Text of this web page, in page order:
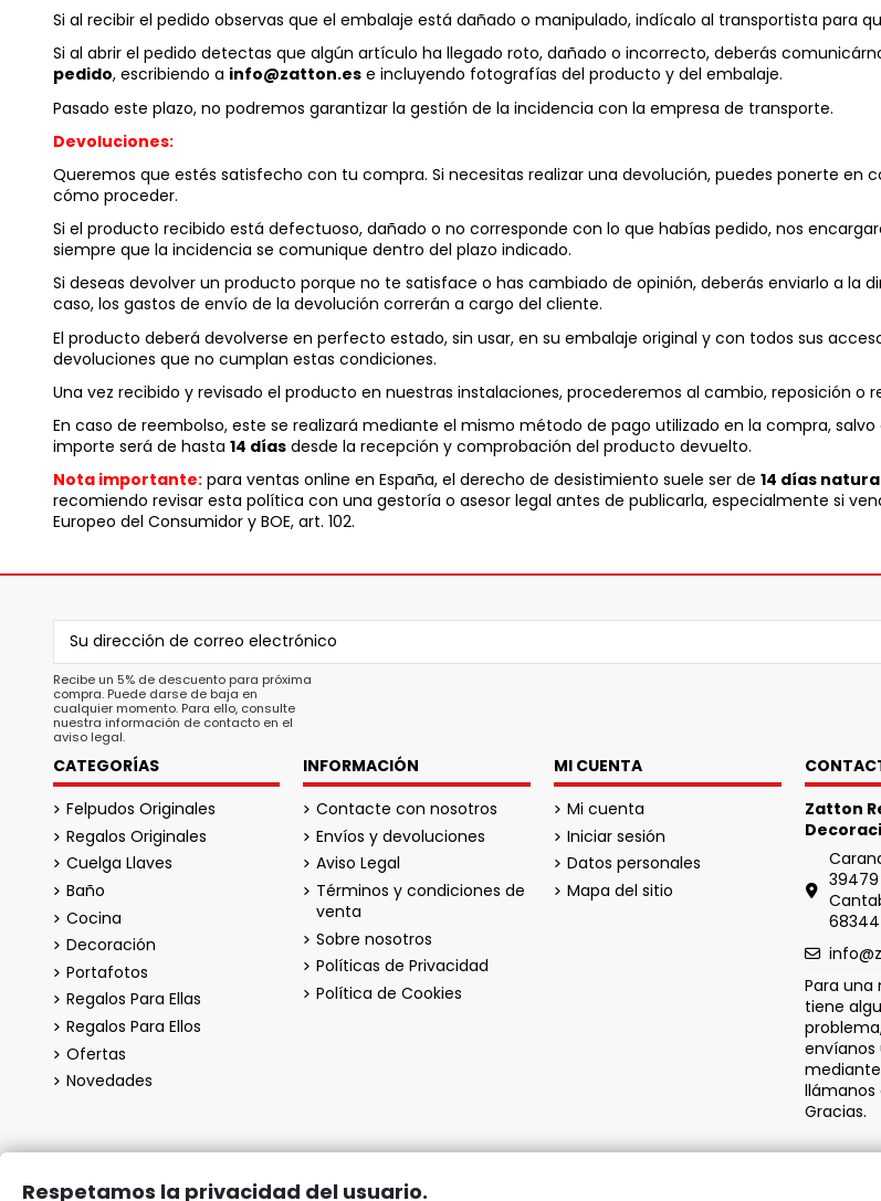
Si al recibir el pedido observas que el embalaje está dañado o manipulado, indícalo al transportista para
Si al abrir el pedido detectas que algún artículo ha llegado roto, dañado o incorrecto, deberás
pedido, escribiendo a info@zatton.ese incluyendo fotografías del producto y del embalaje.
Pasado este plazo, no podremos garantizar la gestión de la incidencia con la empresa de transporte.
Devoluciones:
Queremos que estés satisfecho con tu compra. Si necesitas realizar una devolución, puedes ponerte en
cómo proceder.
Si el producto recibido está defectuoso, dañado o no corresponde con lo que habías pedido, nos
siempre que la incidencia se comunique dentro del plazo indicado.
Si deseas devolver un producto porque no te satisface o has cambiado de opinión, deberás enviarlo a la
caso, los gastos de envío de la devolución correrán a cargo del cliente.
El producto deberá devolverse en perfecto estado, sin usar, en su embalaje original y con todos sus
devoluciones que no cumplan estas condiciones.
Una vez recibido y revisado el producto en nuestras instalaciones, procederemos al cambio, reposición o
En caso de reembolso, este se realizará mediante el mismo método de pago utilizado en la compra,
importe será de hasta 14 díasdesde la recepción y comprobación del producto devuelto.
Nota importante:para ventas online en España, el derecho de desistimiento suele ser de 14 días
recomiendo revisar esta política con una gestoría o asesor legal antes de publicarla, especialmente si
Europeo del Consumidory BOE, art. 102.
Recibe un 5% de descuento para próxima
compra. Puede darse de baja en
cualquier momento. Para ello, consulte
nuestra información de contacto en el
aviso legal.
CATEGORÍAS
Felpudos Originales
Regalos Originales
Cuelga Llaves
Baño
Cocina
Decoración
Portafotos
Regalos Para Ellas
Regalos Para Ellos
Ofertas
Novedades
INFORMACIÓN
Contacte con nosotros
Envíos y devoluciones
Aviso Legal
Términos y condiciones de
venta
Sobre nosotros
Políticas de Privacidad
Política de Cookies
MI CUENTA
Mi cuenta
Iniciar sesión
Datos personales
Mapa del sitio
Zatton
39479
Para una
tiene
envíanos
llámanos
Gracias.
Respetamos la privacidad del usuario.